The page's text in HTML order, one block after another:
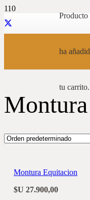
Producto
ha
tu carrito.
Montura
Montura Equitacion
$U 27.900,00